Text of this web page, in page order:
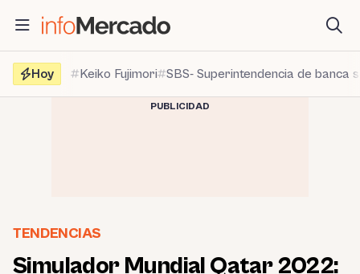
contenido
Hoy
Keiko Fujimori SBS- Superintendencia de banca
PUBLICIDAD
TENDENCIAS
Simulador Mundial Qatar 2022: